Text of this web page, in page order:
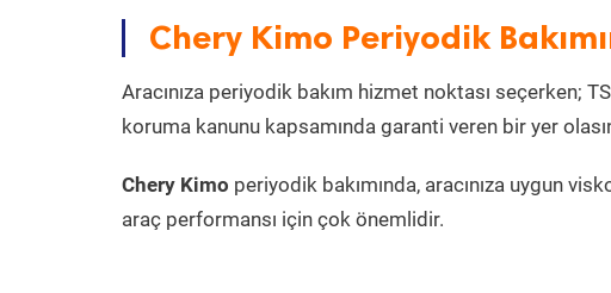
Chery Kimo Periyodik
Aracınıza periyodik bakım hizmet noktası seçerken;
koruma kanunu kapsamında garanti veren bir yer
Chery Kimo periyodik bakımında, aracınıza uygun
araç performansı için çok önemlidir.